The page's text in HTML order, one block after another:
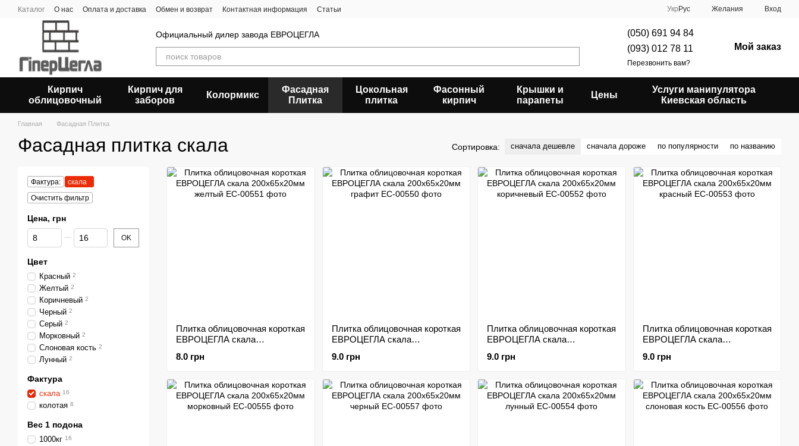
Перейти к основному контенту
Каталог О нас Оплата и доставка Обмен и возврат Контактная информация Статьи Укр Рус Желания Вход
Официальный дилер завода ЕВРОЦЕГЛА
(050) 691 94 84
(093) 012 78 11
Перезвонить вам?
Мой заказ
Кирпич
облицовочный
Кирпич для
заборов
Колормикс
Фасадная
Плитка
Цокольная
плитка
Фасонный
кирпич
Крышки и
парапеты
Цены
Услуги манипулятора
Киевская область
Главная Фасадная Плитка
Фасадная плитка скала Сортировка: сначала дешевле сначала дороже по популярности по названию
Плитка облицовочная короткая
ЕВРОЦЕГЛА скала
8.0 грн
Плитка облицовочная короткая
ЕВРОЦЕГЛА скала
9.0 грн
Плитка облицовочная короткая
ЕВРОЦЕГЛА скала
9.0 грн
Плитка облицовочная короткая
ЕВРОЦЕГЛА скала
9.0 грн
Фактура:
скала
Очистить фильтр
Цена, грн
От Цена, грн
До Цена, грн OK
Цвет
Красный 2
Желтый 2
Коричневый 2
Черный 2
Серый 2
Морковный 2
Слоновая кость 2
Лунный 2
Фактура
скала 16
колотая 8
Вес 1 подона
1000кг 16